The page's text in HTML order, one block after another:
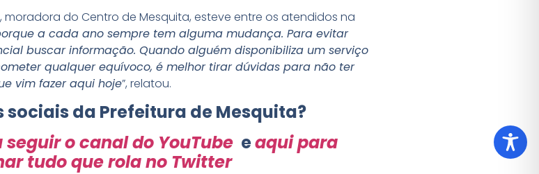
moradora do Centro de Mesquita, esteve entre os atendidos na
a cada ano sempre tem alguma mudança. Para evitar
buscar informação. Quando alguém disponibiliza um serviço
qualquer equívoco, é melhor tirar dúvidas para não ter
vim fazer aqui hoje”, relatou.
sociais da Prefeitura de Mesquita?
o canal do YouTube eaqui para
tudo que rola no Twitter